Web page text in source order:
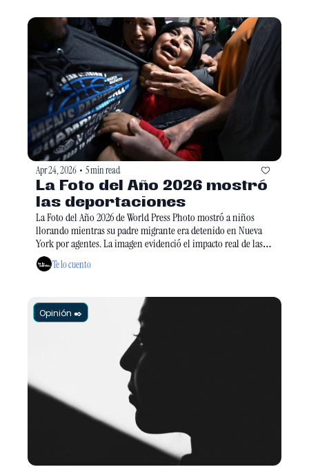
Apr 24, 2026 • 5 min read
La Foto del Año 2026 mostró
las deportaciones
La Foto del Año 2026 de World Press Photo mostró a niños
llorando mientras su padre migrante era detenido en Nueva
York por agentes. La imagen evidenció el impacto real de las
deportaciones. Las otras finalistas también retrataron el
hambre en Gaza y la lucha de mujeres mayas en Guatemala.
Te lo cuento
Opinión ✒️